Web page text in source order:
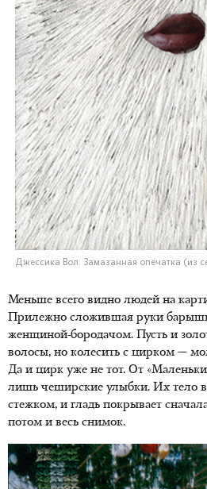
Джессика Вол. Замазанная опечатка (из
Меньше всего видно людей на
Прилежно сложившая руки
женщиной-бородачом. Пусть и
волосы, но колесить с цирком —
Да и цирк уже не тот. От
лишь чеширские улыбки. Их тело
стежком, и гладь покрывает
потом и весь снимок.